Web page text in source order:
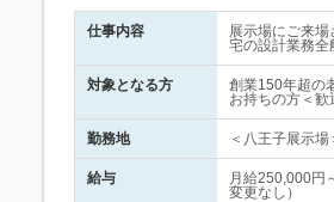
仕事内容
展示場にご来
宅の設計業務全
対象となる方
創業150年超の
お持ちの方＜
勤務地 ＜八王子展示
給与
月給250,000円
変更なし）